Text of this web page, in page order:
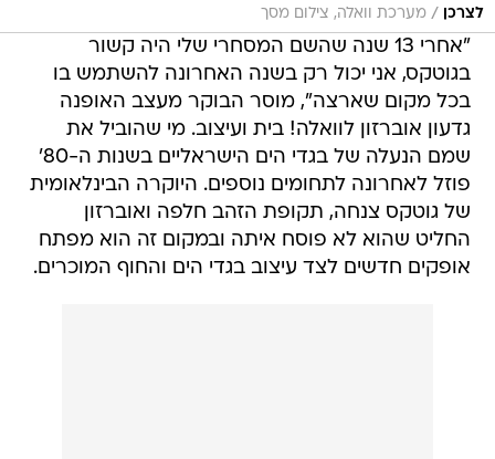
לצרכן
/ מערכת וואלה, צילום מסך
"אחרי 13 שנה שהשם המסחרי שלי היה קשור
בגוטקס, אני יכול רק בשנה האחרונה להשתמש בו
בכל מקום שארצה", מוסר הבוקר מעצב האופנה
גדעון אוברזון לוואלה! בית ועיצוב. מי שהוביל את
שמם הנעלה של בגדי הים הישראליים בשנות ה-80'
פוזל לאחרונה לתחומים נוספים. היוקרה הבינלאומית
של גוטקס צנחה, תקופת הזהב חלפה ואוברזון
החליט שהוא לא פוסח איתה ובמקום זה הוא מפתח
אופקים חדשים לצד עיצוב בגדי הים והחוף המוכרים.